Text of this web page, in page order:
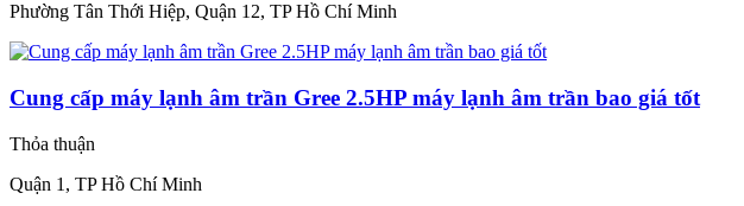
Phường Tân Thới Hiệp, Quận 12, TP Hồ Chí Minh
Cung cấp máy lạnh âm trần Gree 2.5HP máy lạnh âm trần bao giá tốt
Thỏa thuận
Quận 1, TP Hồ Chí Minh